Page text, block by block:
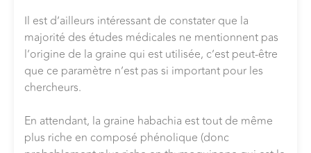
Il est d’ailleurs intéressant de constater que la
majorité des études médicales ne mentionnent pas
l’origine de la graine qui est utilisée, c’est peut-être
que ce paramètre n’est pas si important pour les
chercheurs.
En attendant, la graine habachia est tout de même
plus riche en composé phénolique (donc